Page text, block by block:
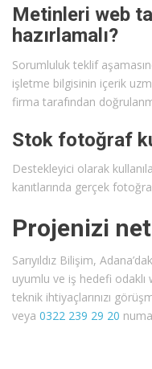
Metinleri web
hazırlamalı?
Sorumluluk teklif
işletme bilgisinin içerik
firma tarafından
Stok fotoğraf
Destekleyici olarak
kanıtlarında gerçek
Projenizi
Sarıyıldız Bilişim,
uyumlu ve iş hedefi
teknik ihtiyaçlarınızı
veya 0322 239 29 20